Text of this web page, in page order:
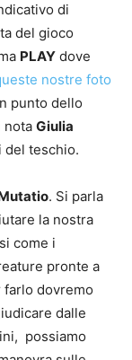
di
del gioco
PLAY dove
nostre foto
punto dello
nota Giulia
del teschio.
. Si parla
la nostra
come i
pronte a
farlo dovremo
dalle
possiamo